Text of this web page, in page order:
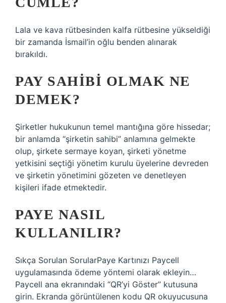
Lala ve kava rütbesinden kalfa rütbesine yükseldiği
bir zamanda İsmail’in oğlu benden alınarak
bırakıldı.
PAY SAHIBI OLMAK NE
DEMEK?
Şirketler hukukunun temel mantığına göre hissedar;
bir anlamda “şirketin sahibi” anlamına gelmekte
olup, şirkete sermaye koyan, şirketi yönetme
yetkisini seçtiği yönetim kurulu üyelerine devreden
ve şirketin yönetimini gözeten ve denetleyen
kişileri ifade etmektedir.
PAYE NASIL
KULLANILIR?
Sıkça Sorulan SorularPaye Kartınızı Paycell
uygulamasında ödeme yöntemi olarak ekleyin…
Paycell ana ekranındaki “QR’yi Göster” kutusuna
girin. Ekranda görüntülenen kodu QR okuyucusuna